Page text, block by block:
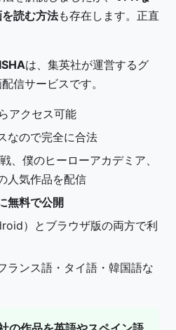
読む方法も存在します。正直
は、集英社が運営するグ
信サービスです。
アクセス可能
なので完全に合法
、僕のヒーローアカデミア、
人気作品を配信
無料で公開
）とブラウザ版の両方で利
ランス語・タイ語・韓国語な